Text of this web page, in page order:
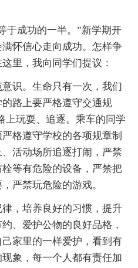
成功的一半。”新学期开
怀信心走向成功。怎样争
里，我向同学们提议：
识。生命只有一次，我们
路上要严格遵守交通规
上玩耍、追逐。乘车的同学
格遵守学校的各项规章制
活动场所追逐打闹，严禁
等有危险的设备，严禁把
严禁玩危险的游戏。
，培养良好的习惯，提升
、爱护公物的良好品格，
家里的一样爱护，看到有
象，每一个人都有责任加